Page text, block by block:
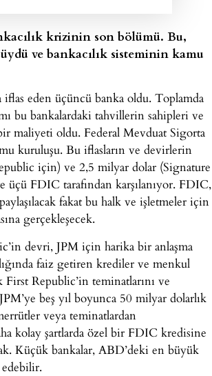
krizinin son bölümü. Bu,
ve bankacılık sisteminin kamu
eden üçüncü banka oldu. Toplamda
bu bankalardaki tahvillerin sahipleri ve
maliyeti oldu. Federal Mevduat Sigorta
kuruluşu. Bu iflasların ve devirlerin
için) ve 2,5 milyar dolar (Signature
FDIC tarafından karşılanıyor. FDIC,
fakat bu halk ve işletmeler için
gerçekleşecek.
devri, JPM için harika bir anlaşma
faiz getiren krediler ve menkul
Republic’in teminatlarını ve
beş yıl boyunca 50 milyar dolarlık
veya teminatlardan
kolay şartlarda özel bir FDIC kredisine
Küçük bankalar, ABD’deki en büyük
edebilir.